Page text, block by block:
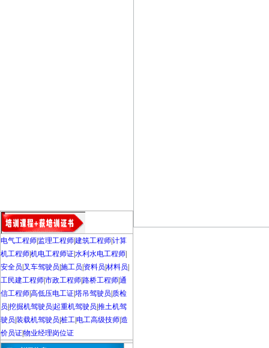
电气工程师 监理工程师建筑工程师计算
机工程师机电工程师证水利水电工程师
安全员 叉车驾驶员 施工员 资料员 材料员
工民建工程师市政工程师路桥工程师通
信工程师高低压电工证塔吊驾驶员 质检
员 挖掘机驾驶员|起重机驾驶员 推土机驾
驶员 装载机驾驶员 桩工电工高级技师造
价员证物业经理岗位证